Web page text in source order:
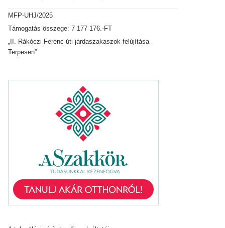
MFP-UHJ/2025
Támogatás összege: 7 177 176.-FT
„II. Rákóczi Ferenc úti járdaszakaszok felújítása
Terpesen”